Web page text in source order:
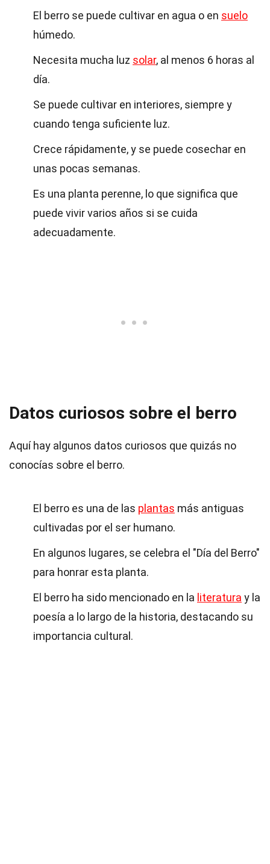
El berro se puede cultivar en agua o en suelo
húmedo.
Necesita mucha luz solar, al menos 6 horas al
día.
Se puede cultivar en interiores, siempre y
cuando tenga suficiente luz.
Crece rápidamente, y se puede cosechar en
unas pocas semanas.
Es una planta perenne, lo que significa que
puede vivir varios años si se cuida
adecuadamente.
Datos curiosos sobre el berro
Aquí hay algunos datos curiosos que quizás no
conocías sobre el berro.
El berro es una de las plantas más antiguas
cultivadas por el ser humano.
En algunos lugares, se celebra el "Día del Berro"
para honrar esta planta.
El berro ha sido mencionado en la literatura y la
poesía a lo largo de la historia, destacando su
importancia cultural.